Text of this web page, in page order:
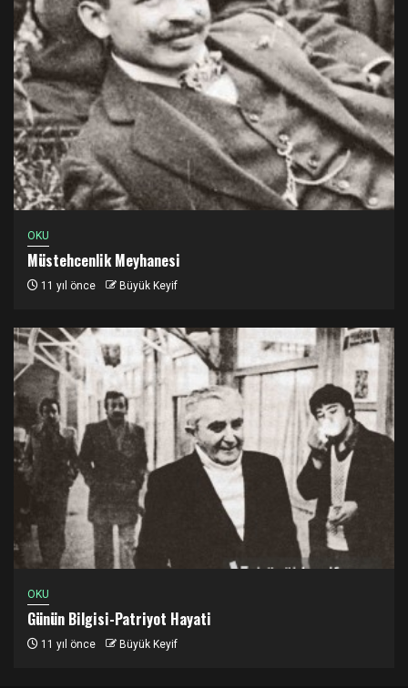
OKU
Müstehcenlik Meyhanesi
11 yıl önce Büyük Keyif
OKU
Günün Bilgisi-Patriyot Hayati
11 yıl önce Büyük Keyif